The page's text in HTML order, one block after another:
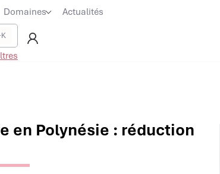
Domaines Actualités
en Polynésie : réduction